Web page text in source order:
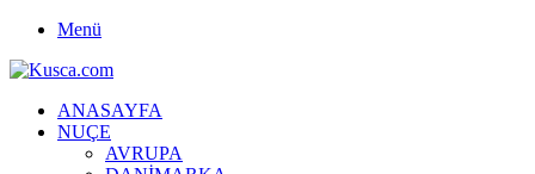
Menü
ANASAYFA
NUÇE
AVRUPA